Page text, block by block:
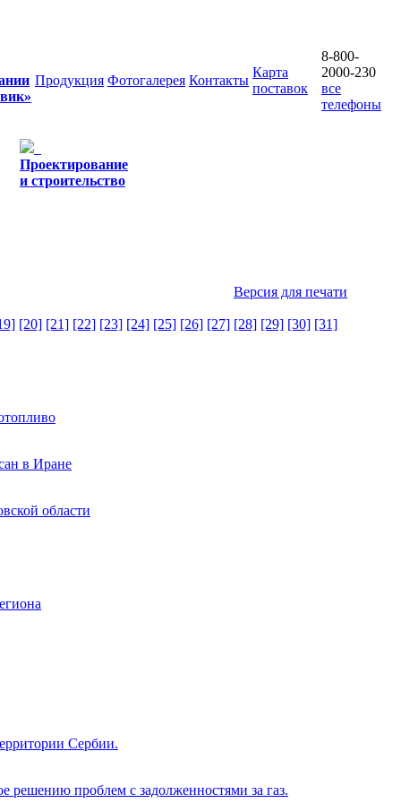
Продукция Фотогалерея Контакты
Карта
поставок
8-800-
2000-230
все
телефоны
Проектирование
и строительство
Версия для печати
[20] [21] [22] [23] [24] [25] [26] [27] [28] [29] [30] [31]
в Иране
области
Сербии.
решению проблем с задолженностями за газ.